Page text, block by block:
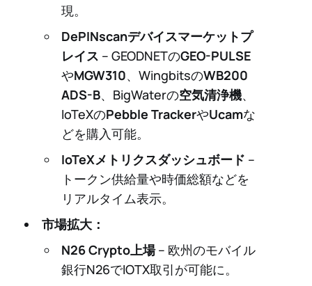
現。
DePINscanデバイスマーケットプ
レイス – GEODNETのGEO-PULSE
やMGW310、WingbitsのWB200
ADS-B、BigWaterの空気清浄機、
IoTeXのPebble TrackerやUcamな
どを購入可能。
IoTeXメトリクスダッシュボード –
トークン供給量や時価総額などを
リアルタイム表示。
市場拡大：
N26 Crypto上場– 欧州のモバイル
銀行N26でIOTX取引が可能に。